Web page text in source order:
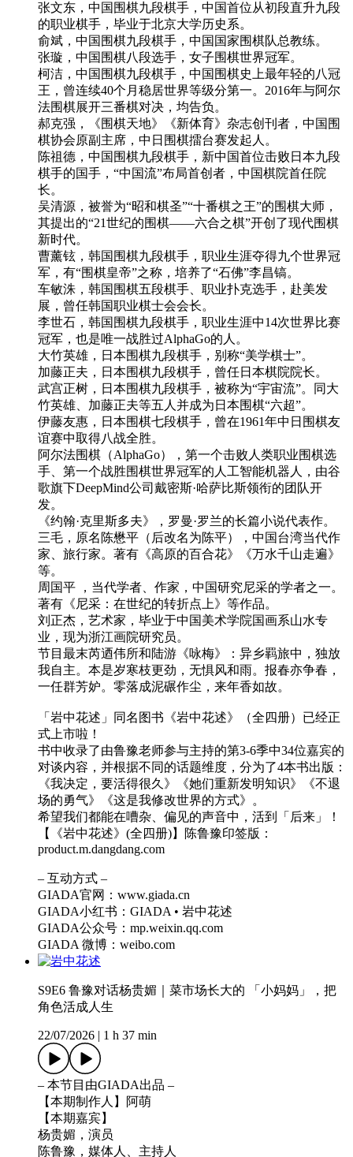
张文东，中国围棋九段棋手，中国首位从初段直升九段
的职业棋手，毕业于北京大学历史系。
俞斌，中国围棋九段棋手，中国国家围棋队总教练。
张璇，中国围棋八段选手，女子围棋世界冠军。
柯洁，中国围棋九段棋手，中国围棋史上最年轻的八冠
王，曾连续40个月稳居世界等级分第一。2016年与阿尔
法围棋展开三番棋对决，均告负。
郝克强，《围棋天地》《新体育》杂志创刊者，中国围
棋协会原副主席，中日围棋擂台赛发起人。
陈祖德，中国围棋九段棋手，新中国首位击败日本九段
棋手的国手，“中国流”布局首创者，中国棋院首任院
长。
吴清源，被誉为“昭和棋圣”“十番棋之王”的围棋大师，
其提出的“21世纪的围棋——六合之棋”开创了现代围棋
新时代。
曹薰铉，韩国围棋九段棋手，职业生涯夺得九个世界冠
军，有“围棋皇帝”之称，培养了“石佛”李昌镐。
车敏洙，韩国围棋五段棋手、职业扑克选手，赴美发
展，曾任韩国职业棋士会会长。
李世石，韩国围棋九段棋手，职业生涯中14次世界比赛
冠军，也是唯一战胜过AlphaGo的人。
大竹英雄，日本围棋九段棋手，别称“美学棋士”。
加藤正夫，日本围棋九段棋手，曾任日本棋院院长。
武宫正树，日本围棋九段棋手，被称为“宇宙流”。同大
竹英雄、加藤正夫等五人并成为日本围棋“六超”。
伊藤友惠，日本围棋七段棋手，曾在1961年中日围棋友
谊赛中取得八战全胜。
阿尔法围棋（AlphaGo），第一个击败人类职业围棋选
手、第一个战胜围棋世界冠军的人工智能机器人，由谷
歌旗下DeepMind公司戴密斯·哈萨比斯领衔的团队开
发。
《约翰·克里斯多夫》，罗曼·罗兰的长篇小说代表作。
三毛，原名陈懋平（后改名为陈平），中国台湾当代作
家、旅行家。著有《高原的百合花》《万水千山走遍》
等。
周国平 ，当代学者、作家，中国研究尼采的学者之一。
著有《尼采：在世纪的转折点上》等作品。
刘正杰，艺术家，毕业于中国美术学院国画系山水专
业，现为浙江画院研究员。
节目最末芮迺伟所和陆游《咏梅》：异乡羁旅中，独放
我自主。本是岁寒枝更劲，无惧风和雨。报春亦争春，
一任群芳妒。零落成泥碾作尘，来年香如故。
「岩中花述」同名图书《岩中花述》（全四册）已经正
式上市啦！
书中收录了由鲁豫老师参与主持的第3-6季中34位嘉宾的
对谈内容，并根据不同的话题维度，分为了4本书出版：
《我决定，要活得很久》《她们重新发明知识》《不退
场的勇气》《这是我修改世界的方式》。
希望我们都能在嘈杂、偏见的声音中，活到「后来」！
【《岩中花述》(全四册)】陈鲁豫印签版：
product.m.dangdang.com
– 互动方式 –
GIADA官网：www.giada.cn
GIADA小红书：GIADA • 岩中花述
GIADA公众号：mp.weixin.qq.com
GIADA 微博：weibo.com
S9E6 鲁豫对话杨贵媚｜菜市场长大的 「小妈妈」，把
角色活成人生
22/07/2026 1 h 37 min
– 本节目由GIADA出品 –
【本期制作人】阿萌
【本期嘉宾】
杨贵媚，演员
陈鲁豫，媒体人、主持人